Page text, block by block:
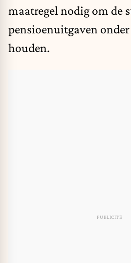
maatregel nodig om de
pensioenuitgaven
houden.